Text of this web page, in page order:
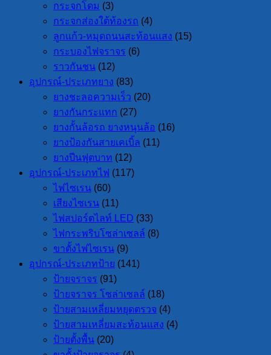
กระจกโดม (3)
กระจกส่องใต้ท้องรถ (4)
ลูกแก้ว-หมุดถนนสะท้อนแสง (15)
กระบองไฟจราจร (6)
ราวกันชน (12)
อุปกรณ์-ประเภทยาง (83)
ยางชะลอความเร็ว (20)
ยางกันกระแทก (27)
ยางกั้นล้อรถ ยางหนุนล้อ (16)
ยางป้องกันสายเคเบิ้ล (11)
ยางปีนฟุตบาท (12)
อุปกรณ์-ประเภทไฟ (117)
ไฟไซเรน (60)
เสียงไซเรน (11)
ไฟสปอร์ตไลท์ LED (33)
ไฟกระพริบโซล่าเซลล์ (8)
ขาตั้งไฟไซเรน (9)
อุปกรณ์-ประเภทป้าย (141)
ป้ายจราจร (91)
ป้ายจราจร โซล่าเซลล์ (18)
ป้ายสามเหลี่ยมหยุดตรวจ (4)
ป้ายสามเหลี่ยมสะท้อนแสง (4)
ป้ายตั้งพื้น (20)